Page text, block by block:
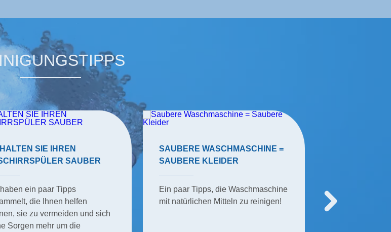
SIE IHREN
SAUBER
ein paar Tipps
die Ihnen helfen
sie zu vermeiden und sich
Sorgen mehr um die
SAUBERE WASCHMASCHINE =
SAUBERE KLEIDER
Ein paar Tipps, die Waschmaschine
mit natürlichen Mitteln zu reinigen!
Leben ohne sie